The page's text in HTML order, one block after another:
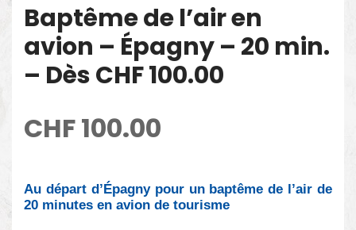
Baptême de l’air en
avion – Épagny – 20 min.
– Dès CHF 100.00
CHF100.00
Au départ d’Épagny pour un baptême de l’air de
20 minutes en avion de tourisme